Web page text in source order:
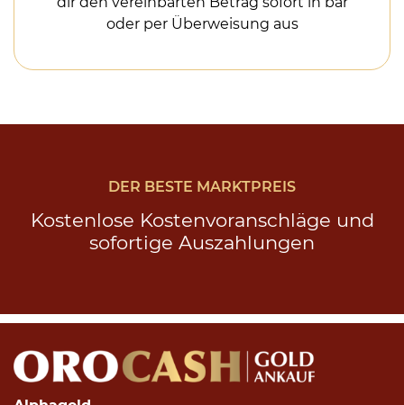
oder per Überweisung aus
DER BESTE MARKTPREIS
Kostenlose Kostenvoranschläge und
sofortige Auszahlungen